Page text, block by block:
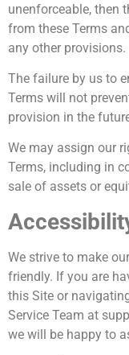
unenforceable, then
from these Terms
any other provisions.
The failure by us to
Terms will not
provision in the
We may assign our
Terms, including in
sale of assets or
We strive to make
friendly. If you are
this Site or
Service Team at
we will be happy to